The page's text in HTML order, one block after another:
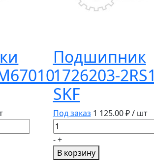
Подшипник
1726203-2RS1
SKF
Под заказ 1 125.00₽ / шт
Количество
товара
Подшипник
1726203-
-+
В корзину